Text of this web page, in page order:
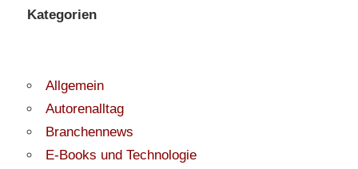
Kategorien
Allgemein
Autorenalltag
Branchennews
E-Books und Technologie